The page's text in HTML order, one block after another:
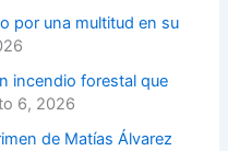
por una multitud en su
incendio forestal que
6, 2026
de Matías Álvarez